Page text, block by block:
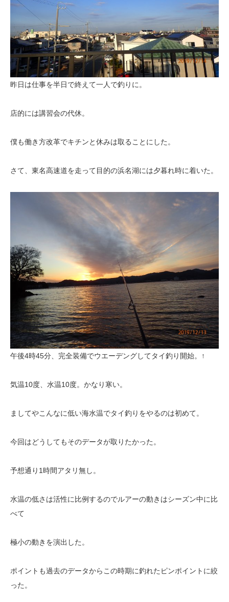
昨日は仕事を半日で終えて一人で釣りに。
店的には講習会の代休。
僕も働き方改革でキチンと休みは取ることにした。
さて、東名高速道を走って目的の浜名湖には夕暮れ時に着いた。
午後4時45分、完全装備でウエーデングしてタイ釣り開始。↑
気温10度、水温10度。かなり寒い。
ましてやこんなに低い海水温でタイ釣りをやるのは初めて。
今回はどうしてもそのデータが取りたかった。
予想通り1時間アタリ無し。
水温の低さは活性に比例するのでルアーの動きはシーズン中に比
べて
極小の動きを演出した。
ポイントも過去のデータからこの時期に釣れたピンポイントに絞
った。